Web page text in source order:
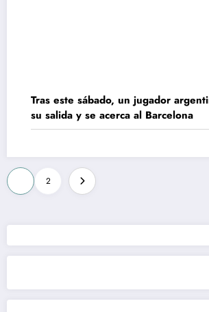
Tras este sábado, un jugador
su salida y se acerca al Barcelona
Paginación
de
entradas
2